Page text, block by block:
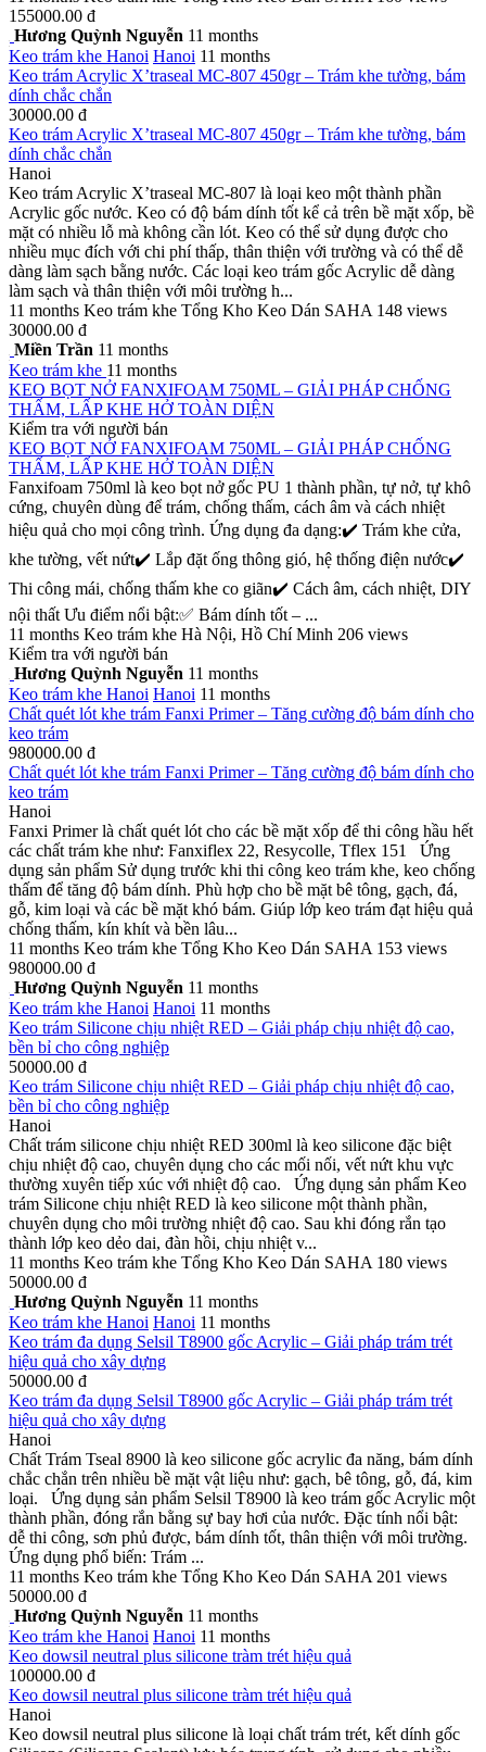
155000.00 đ
Hương Quỳnh Nguyễn 11 months
Keo trám khe Hanoi Hanoi 11 months
Keo trám Acrylic X’traseal MC-807 450gr – Trám khe tường, bám
dính chắc chắn
30000.00 đ
Keo trám Acrylic X’traseal MC-807 450gr – Trám khe tường, bám
dính chắc chắn
Hanoi
Keo trám Acrylic X’traseal MC-807 là loại keo một thành phần
Acrylic gốc nước. Keo có độ bám dính tốt kể cả trên bề mặt xốp, bề
mặt có nhiều lỗ mà không cần lót. Keo có thể sử dụng được cho
nhiều mục đích với chi phí thấp, thân thiện với trường và có thể dễ
dàng làm sạch bằng nước. Các loại keo trám gốc Acrylic dễ dàng
làm sạch và thân thiện với môi trường h...
11 months Keo trám khe Tổng Kho Keo Dán SAHA 148 views
30000.00 đ
Miền Trần 11 months
Keo trám khe 11 months
KEO BỌT NỞ FANXIFOAM 750ML – GIẢI PHÁP CHỐNG
THẤM, LẤP KHE HỞ TOÀN DIỆN
Kiểm tra với người bán
KEO BỌT NỞ FANXIFOAM 750ML – GIẢI PHÁP CHỐNG
THẤM, LẤP KHE HỞ TOÀN DIỆN
Fanxifoam 750ml là keo bọt nở gốc PU 1 thành phần, tự nở, tự khô
cứng, chuyên dùng để trám, chống thấm, cách âm và cách nhiệt
hiệu quả cho mọi công trình. Ứng dụng đa dạng:✔️ Trám khe cửa,
khe tường, vết nứt✔️ Lắp đặt ống thông gió, hệ thống điện nước✔️
Thi công mái, chống thấm khe co giãn✔️ Cách âm, cách nhiệt, DIY
nội thất Ưu điểm nổi bật:✅ Bám dính tốt – ...
11 months Keo trám khe Hà Nội, Hồ Chí Minh 206 views
Kiểm tra với người bán
Hương Quỳnh Nguyễn 11 months
Keo trám khe Hanoi Hanoi 11 months
Chất quét lót khe trám Fanxi Primer – Tăng cường độ bám dính cho
keo trám
980000.00 đ
Chất quét lót khe trám Fanxi Primer – Tăng cường độ bám dính cho
keo trám
Hanoi
Fanxi Primer là chất quét lót cho các bề mặt xốp để thi công hầu hết
các chất trám khe như: Fanxiflex 22, Resycolle, Tflex 151 Ứng
dụng sản phẩm Sử dụng trước khi thi công keo trám khe, keo chống
thấm để tăng độ bám dính. Phù hợp cho bề mặt bê tông, gạch, đá,
gỗ, kim loại và các bề mặt khó bám. Giúp lớp keo trám đạt hiệu quả
chống thấm, kín khít và bền lâu...
11 months Keo trám khe Tổng Kho Keo Dán SAHA 153 views
980000.00 đ
Hương Quỳnh Nguyễn 11 months
Keo trám khe Hanoi Hanoi 11 months
Keo trám Silicone chịu nhiệt RED – Giải pháp chịu nhiệt độ cao,
bền bỉ cho công nghiệp
50000.00 đ
Keo trám Silicone chịu nhiệt RED – Giải pháp chịu nhiệt độ cao,
bền bỉ cho công nghiệp
Hanoi
Chất trám silicone chịu nhiệt RED 300ml là keo silicone đặc biệt
chịu nhiệt độ cao, chuyên dụng cho các mối nối, vết nứt khu vực
thường xuyên tiếp xúc với nhiệt độ cao. Ứng dụng sản phẩm Keo
trám Silicone chịu nhiệt RED là keo silicone một thành phần,
chuyên dụng cho môi trường nhiệt độ cao. Sau khi đóng rắn tạo
thành lớp keo dẻo dai, đàn hồi, chịu nhiệt v...
11 months Keo trám khe Tổng Kho Keo Dán SAHA 180 views
50000.00 đ
Hương Quỳnh Nguyễn 11 months
Keo trám khe Hanoi Hanoi 11 months
Keo trám đa dụng Selsil T8900 gốc Acrylic – Giải pháp trám trét
hiệu quả cho xây dựng
50000.00 đ
Keo trám đa dụng Selsil T8900 gốc Acrylic – Giải pháp trám trét
hiệu quả cho xây dựng
Hanoi
Chất Trám Tseal 8900 là keo silicone gốc acrylic đa năng, bám dính
chắc chắn trên nhiều bề mặt vật liệu như: gạch, bê tông, gỗ, đá, kim
loại. Ứng dụng sản phẩm Selsil T8900 là keo trám gốc Acrylic một
thành phần, đóng rắn bằng sự bay hơi của nước. Đặc tính nổi bật:
dễ thi công, sơn phủ được, bám dính tốt, thân thiện với môi trường.
Ứng dụng phổ biến: Trám ...
11 months Keo trám khe Tổng Kho Keo Dán SAHA 201 views
50000.00 đ
Hương Quỳnh Nguyễn 11 months
Keo trám khe Hanoi Hanoi 11 months
Keo dowsil neutral plus silicone tràm trét hiệu quả
100000.00 đ
Keo dowsil neutral plus silicone tràm trét hiệu quả
Hanoi
Keo dowsil neutral plus silicone là loại chất trám trét, kết dính gốc